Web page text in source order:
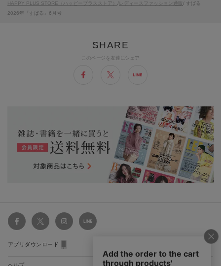
このページを友達にシェア
HAPPY PLUS STORE（ハッピープラスストア） /レディースファッション通販/ すばる
2026年『すばる』6月号
アプリダウンロード